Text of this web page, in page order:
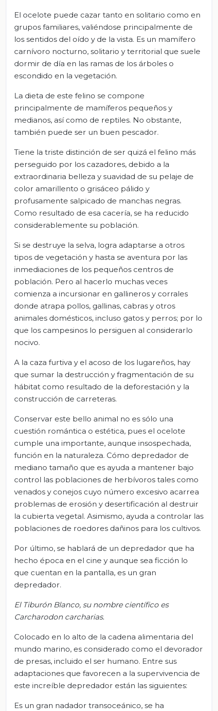
El ocelote puede cazar tanto en solitario como en
grupos familiares, valiéndose principalmente de
los sentidos del oído y de la vista. Es un mamífero
carnívoro nocturno, solitario y territorial que suele
dormir de día en las ramas de los árboles o
escondido en la vegetación.
La dieta de este felino se compone
principalmente de mamíferos pequeños y
medianos, así como de reptiles. No obstante,
también puede ser un buen pescador.
Tiene la triste distinción de ser quizá el felino más
perseguido por los cazadores, debido a la
extraordinaria belleza y suavidad de su pelaje de
color amarillento o grisáceo pálido y
profusamente salpicado de manchas negras.
Como resultado de esa cacería, se ha reducido
considerablemente su población.
Si se destruye la selva, logra adaptarse a otros
tipos de vegetación y hasta se aventura por las
inmediaciones de los pequeños centros de
población. Pero al hacerlo muchas veces
comienza a incursionar en gallineros y corrales
donde atrapa pollos, gallinas, cabras y otros
animales domésticos, incluso gatos y perros; por lo
que los campesinos lo persiguen al considerarlo
nocivo.
A la caza furtiva y el acoso de los lugareños, hay
que sumar la destrucción y fragmentación de su
hábitat como resultado de la deforestación y la
construcción de carreteras.
Conservar este bello animal no es sólo una
cuestión romántica o estética, pues el ocelote
cumple una importante, aunque insospechada,
función en la naturaleza. Cómo depredador de
mediano tamaño que es ayuda a mantener bajo
control las poblaciones de herbívoros tales como
venados y conejos cuyo número excesivo acarrea
problemas de erosión y desertificación al destruir
la cubierta vegetal. Asimismo, ayuda a controlar las
poblaciones de roedores dañinos para los cultivos.
Por último, se hablará de un depredador que ha
hecho época en el cine y aunque sea ficción lo
que cuentan en la pantalla, es un gran
depredador.
El Tiburón Blanco, su nombre científico es
Carcharodon carcharias.
Colocado en lo alto de la cadena alimentaria del
mundo marino, es considerado como el devorador
de presas, incluido el ser humano. Entre sus
adaptaciones que favorecen a la supervivencia de
este increíble depredador están las siguientes:
Es un gran nadador transoceánico, se ha